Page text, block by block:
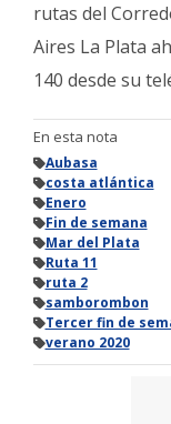
rutas del
Aires La Plata
140 desde su
En esta nota
Aubasa
costa atlántica
Enero
Fin de semana
Mar del Plata
Ruta 11
ruta 2
samborombon
Tercer fin de
verano 2020